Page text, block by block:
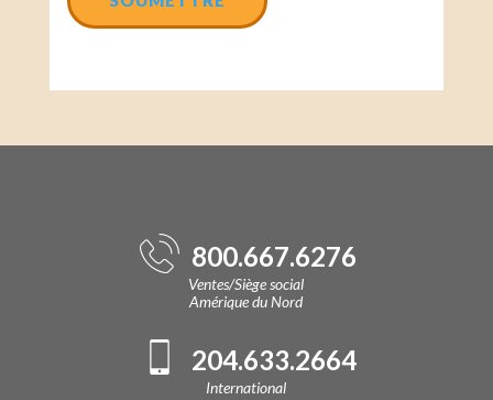
800.667.6276
Ventes/Siège social
Amérique du Nord
204.633.2664
International